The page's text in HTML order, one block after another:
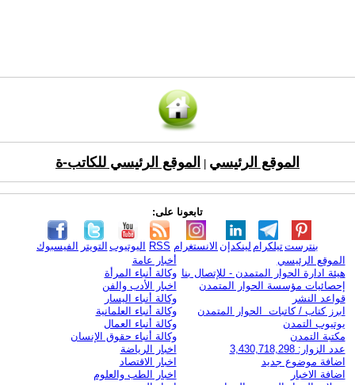
الموقع الرئيسي الموقع الرئيسي للكاتب-ة
تابعونا على:
الفيسبوك التويتر اليوتيوب RSS الانستغرام لينكدإن تيلكرامبنترست
الموقع الرئيسي
هيئة ادارة الحوار المتمدن - للإتصال بنا
إحصائيات مؤسسة الحوار المتمدن
قواعد النشر
ابرز كتاب / كاتبات الحوار المتمدن
يوتيوب التمدن
مكتبة التمدن
عدد الزوار: 3,430,718,298
اضافة موضوع جديد
اضافة الاخبار
أخبار عامة
وكالة أنباء المرأة
اخبار الأدب والفن
وكالة أنباء اليسار
وكالة أنباء العلمانية
وكالة أنباء العمال
وكالة أنباء حقوق الإنسان
اخبار الرياضة
اخبار الاقتصاد
اخبار الطب والعلوم